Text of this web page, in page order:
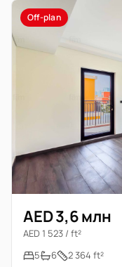
Off-plan
AED 3,6 млн
AED 1 523 / ft²
5
6 2 364 ft²